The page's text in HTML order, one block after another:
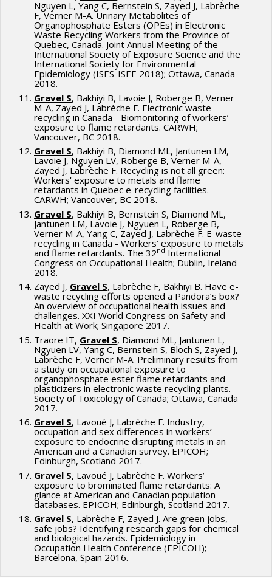
Nguyen L, Yang C, Bernstein S, Zayed J, Labrèche
F, Verner M-A. Urinary Metabolites of
Organophosphate Esters (OPEs) in Electronic
Waste Recycling Workers from the Province of
Quebec, Canada. Joint Annual Meeting of the
International Society of Exposure Science and the
International Society for Environmental
Epidemiology (ISES-ISEE 2018); Ottawa, Canada
2018.
Gravel S, Bakhiyi B, Lavoie J, Roberge B, Verner
M-A, Zayed J, Labrèche F. Electronic waste
recycling in Canada - Biomonitoring of workers’
exposure to flame retardants. CARWH;
Vancouver, BC 2018.
Gravel S, Bakhiyi B, Diamond ML, Jantunen LM,
Lavoie J, Nguyen LV, Roberge B, Verner M-A,
Zayed J, Labrèche F. Recycling is not all green:
Workers' exposure to metals and flame
retardants in Quebec e-recycling facilities.
CARWH; Vancouver, BC 2018.
Gravel S, Bakhiyi B, Bernstein S, Diamond ML,
Jantunen LM, Lavoie J, Ngyuen L, Roberge B,
Verner M-A, Yang C, Zayed J, Labrèche F. E-waste
recycling in Canada - Workers’ exposure to metals
and flame retardants. The 32nd International
Congress on Occupational Health; Dublin, Ireland
2018.
Zayed J, Gravel S, Labrèche F, Bakhiyi B. Have e-
waste recycling efforts opened a Pandora’s box?
An overview of occupational health issues and
challenges. XXI World Congress on Safety and
Health at Work; Singapore 2017.
Traore IT, Gravel S, Diamond ML, Jantunen L,
Ngyuen LV, Yang C, Bernstein S, Bloch S, Zayed J,
Labrèche F, Verner M-A. Preliminary results from
a study on occupational exposure to
organophosphate ester flame retardants and
plasticizers in electronic waste recycling plants.
Society of Toxicology of Canada; Ottawa, Canada
2017.
Gravel S, Lavoué J, Labrèche F. Industry,
occupation and sex differences in workers’
exposure to endocrine disrupting metals in an
American and a Canadian survey. EPICOH;
Edinburgh, Scotland 2017.
Gravel S, Lavoué J, Labrèche F. Workers’
exposure to brominated flame retardants: A
glance at American and Canadian population
databases. EPICOH; Edinburgh, Scotland 2017.
Gravel S, Labrèche F, Zayed J. Are green jobs,
safe jobs? Identifying research gaps for chemical
and biological hazards. Epidemiology in
Occupation Health Conference (EPICOH);
Barcelona, Spain 2016.